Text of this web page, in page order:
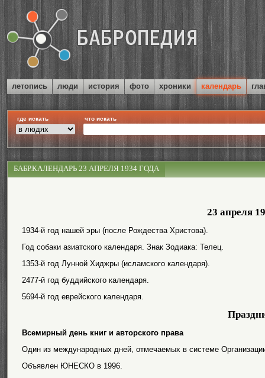
летопись люди история фото хроники календарь
где искать что искать
БАБР.КАЛЕНДАРЬ 23 АПРЕЛЯ 1934 ГОДА
23 апреля
1934-й год нашей эры (после Рождества Христова).
Год собаки азиатского календаря. Знак Зодиака: Телец.
1353-й год Лунной Хиджры (исламского календаря).
2477-й год буддийского календаря.
5694-й год еврейского календаря.
Всемирный день книг и авторского права
Один из международных дней, отмечаемых в системе
Объявлен ЮНЕСКО в 1996.